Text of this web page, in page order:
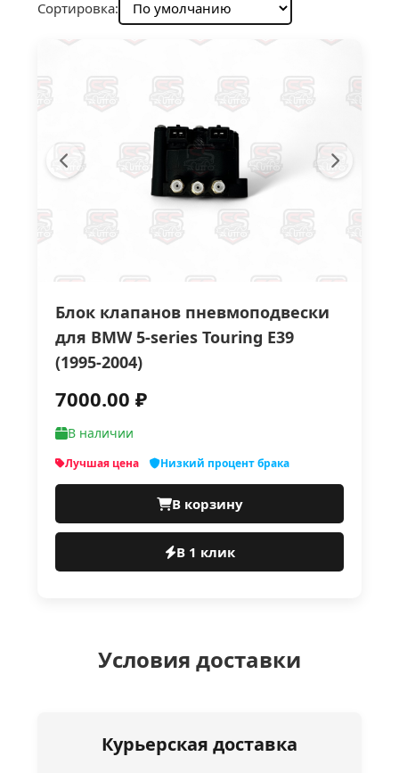
Сортировка:
Блок клапанов пневмоподвески
для BMW 5-series Touring E39
(1995-2004)
7000.00 ₽
В наличии
Лучшая цена Низкий процент брака
В корзину
В 1 клик
Условия доставки
Курьерская доставка